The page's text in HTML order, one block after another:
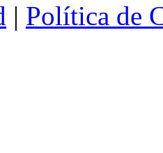
| Política de